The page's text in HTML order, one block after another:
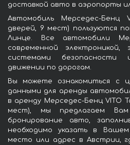
доставкой авто в аэропорты
Автомобиль Мерседес-Бенц
дверей, 9 мест) пользуются
Линце. Все автомобили
современной электроникой,
системами безопасности
движении по дорогам.
Вы можете ознакомиться с
данными для аренды
в аренду Мерседес-Бенц VITO
мест), мы предлагаем
бронирование авто,
необходимо указать в
место или адрес в Австрии,